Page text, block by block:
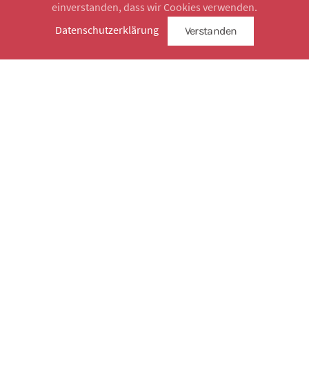
einverstanden, dass wir Cookies verwenden.
Datenschutzerklärung
Verstanden